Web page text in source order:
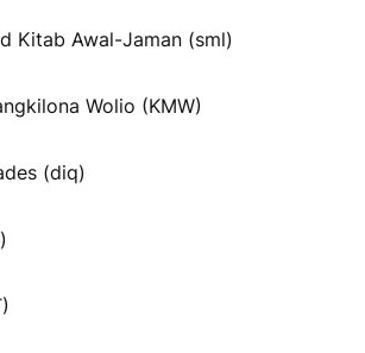
Kitab Awal-Jaman (sml)
Wolio (KMW)
(diq)